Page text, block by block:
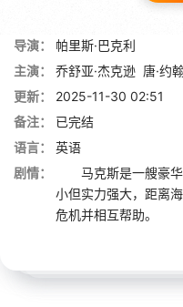
导演：
帕里斯·巴克利
主演：
乔舒亚·杰克逊 唐·约
更新：
2025-11-30 02:51
备注：
已完结
语言：
英语
剧情：
马克斯是一艘豪华
小但实力强大，距离
危机并相互帮助。